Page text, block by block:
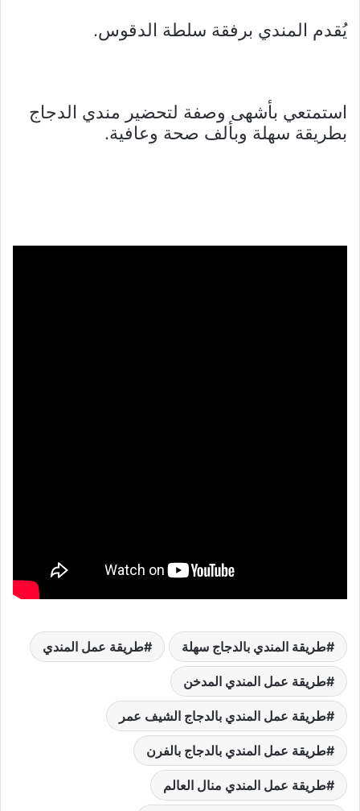
يُقدم المندي برفقة سلطة الدقوس.
استمتعي بأشهى وصفة لتحضير مندي الدجاج
بطريقة سهلة وبألف صحة وعافية.
طريقة المندي بالدجاج سهلة طريقة عمل المندي
طريقة عمل المندي المدخن
طريقة عمل المندي بالدجاج الشيف عمر
طريقة عمل المندي بالدجاج بالفرن
طريقة عمل المندي منال العالم